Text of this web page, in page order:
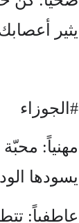
يثير
#الجوزاء
مهنياً:
يسودها
عاطفياً: